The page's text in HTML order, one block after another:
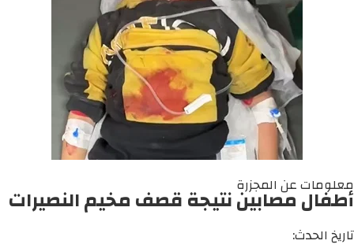
معلومات عن المجزرة
أطفال مصابين نتيجة قصف مخيم النصيرات
تاريخ الحدث: